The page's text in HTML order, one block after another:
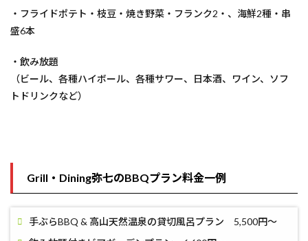
・フライドポテト・枝豆・焼き野菜・フランク2・、海鮮2種・串
盛6本
・飲み放題
（ビール、各種ハイボール、各種サワー、日本酒、ワイン、ソフ
トドリンクなど）
Grill・Dining弥七のBBQプラン料金一例
手ぶらBBQ & 高山天然温泉の貸切風呂プラン 5,500円～